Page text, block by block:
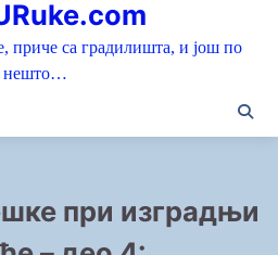
приче са градилишта, и још по
нешто…
при изградњи